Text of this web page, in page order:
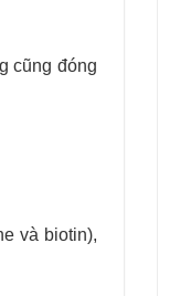
cũng đóng
và biotin),